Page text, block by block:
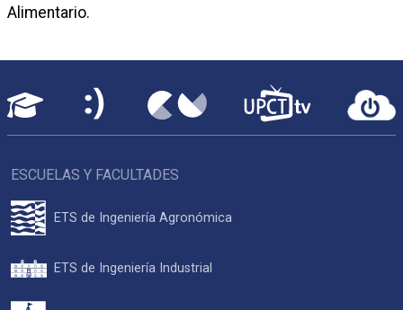
Alimentario.
ESCUELAS Y FACULTADES
ETS de Ingeniería Agronómica
ETS de Ingeniería Industrial